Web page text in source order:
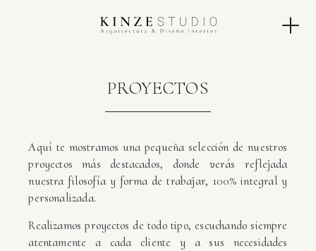
PROYECTOS
Aquí te mostramos una pequeña selección de nuestros
proyectos más destacados, donde verás reflejada
nuestra filosofía y forma de trabajar, 100% integral y
personalizada.
Realizamos proyectos de todo tipo, escuchando siempre
atentamente a cada cliente y a sus necesidades